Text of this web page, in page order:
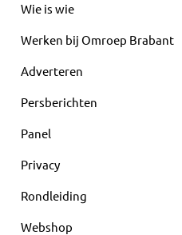
Wie is wie
Werken bij Omroep Brabant
Adverteren
Persberichten
Panel
Privacy
Rondleiding
Webshop